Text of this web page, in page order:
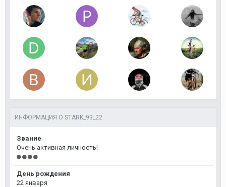
ИНФОРМАЦИЯ О STARK_93_22
Звание
Очень активная личность!
День рождения
22 января